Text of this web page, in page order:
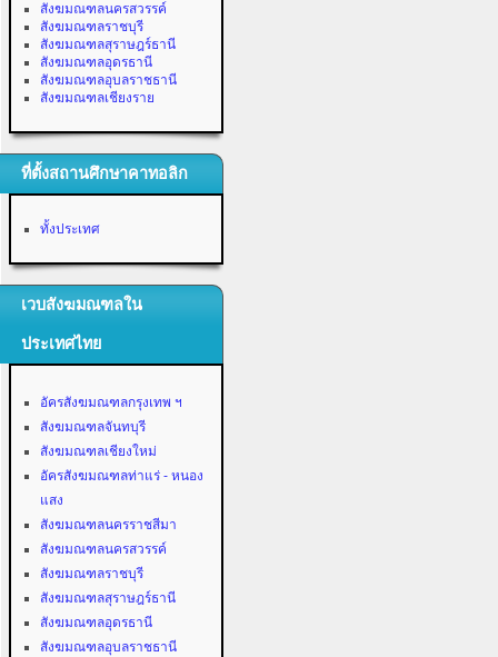
สังฆมณฑลนครสวรรค์
สังฆมณฑลราชบุรี
สังฆมณฑลสุราษฎร์ธานี
สังฆมณฑลอุดรธานี
สังฆมณฑลอุบลราชธานี
สังฆมณฑลเชียงราย
ที่ตั้งสถานศึกษาคาทอลิก
ทั้งประเทศ
เวบสังฆมณฑลใน
ประเทศไทย
อัครสังฆมณฑลกรุงเทพ ฯ
สังฆมณฑลจันทบุรี
สังฆมณฑลเชียงใหม่
อัครสังฆมณฑลท่าแร่ - หนอง
แสง
สังฆมณฑลนครราชสีมา
สังฆมณฑลนครสวรรค์
สังฆมณฑลราชบุรี
สังฆมณฑลสุราษฎร์ธานี
สังฆมณฑลอุดรธานี
สังฆมณฑลอุบลราชธานี